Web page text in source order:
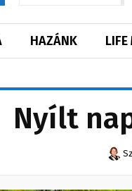
HAZÁNK
Nyílt